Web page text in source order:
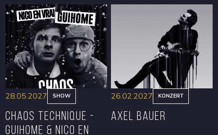
RESERVIEREN RESERVIEREN
28.05.2027 SHOW
CHAOS TECHNIQUE -
GUIHOME & NICO EN
26.02.2027 KONZERT
Axel Bauer